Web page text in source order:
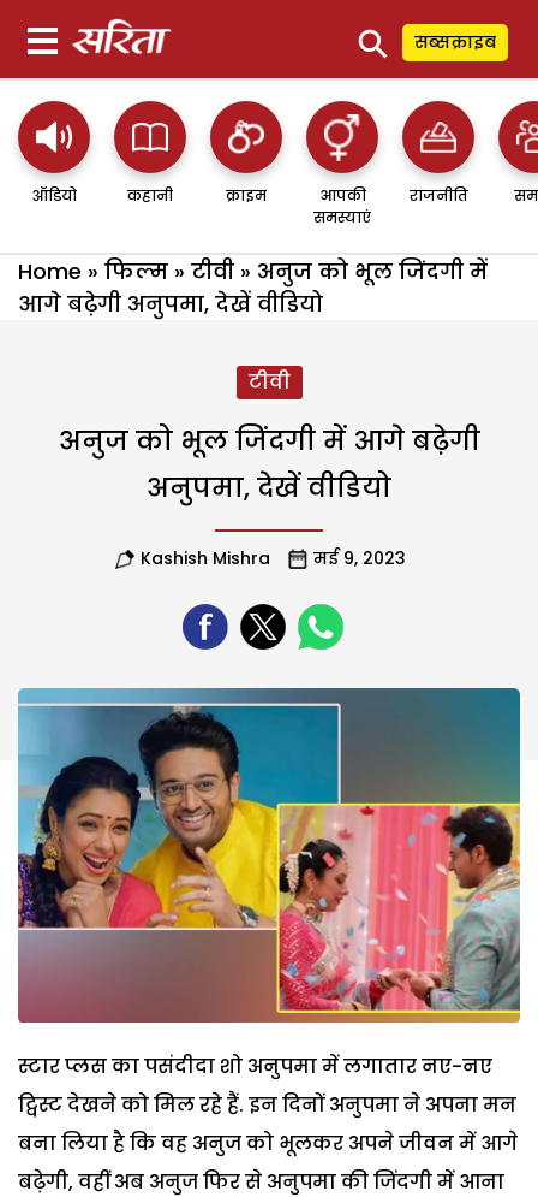
⚲ सब्सक्राइब
ऑडियो कहानी क्राइम
आपकी
समस्याएं
राजनीति
Home » फिल्म » टीवी » अनुज को भूल जिंदगी में
आगे बढ़ेगी अनुपमा, देखें वीडियो
टीवी
अनुज को भूल जिंदगी में आगे बढ़ेगी
अनुपमा, देखें वीडियो
Kashish Mishra मई 9, 2023
स्टार प्लस का पसंदीदा शो अनुपमा में लगातार नए-नए
ट्विस्ट देखने को मिल रहे हैं. इन दिनों अनुपमा ने अपना मन
बना लिया है कि वह अनुज को भूलकर अपने जीवन में आगे
बढ़ेगी, वहीं अब अनुज फिर से अनुपमा की जिंदगी में आना